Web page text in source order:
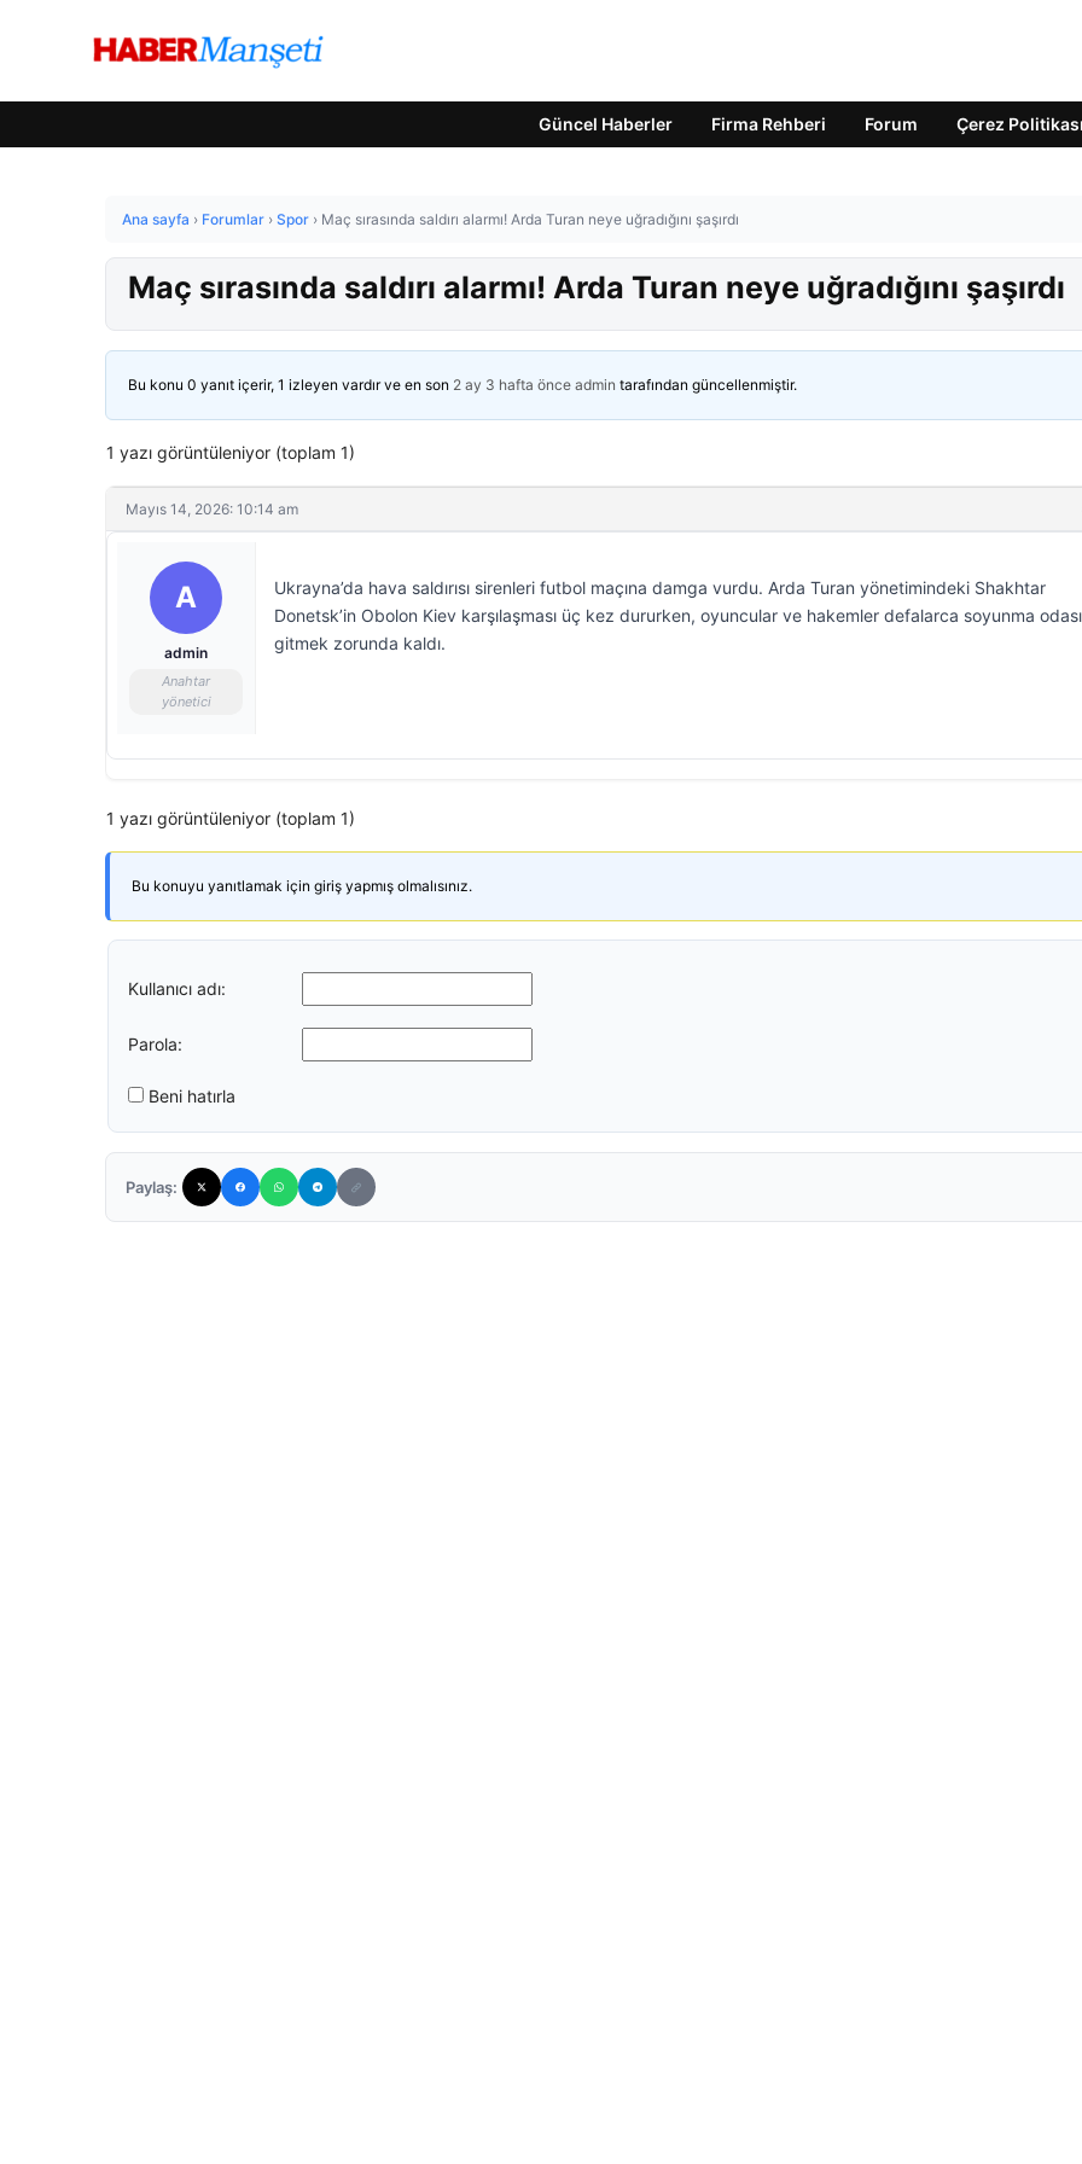
Güncel Haberler Firma Rehberi Forum Çerez Politikası
Ana sayfa › Forumlar › Spor › Maç sırasında saldırı alarmı! Arda Turan neye uğradığını şaşırdı
Maç sırasında saldırı alarmı! Arda Turan neye uğradığını şaşırdı
Bu konu 0 yanıt içerir, 1 izleyen vardır ve en son 2 ay 3 hafta önce admin tarafından güncellenmiştir.
1 yazı görüntüleniyor (toplam 1)
Mayıs 14, 2026: 10:14 am
A
admin
Anahtar
yönetici
Ukrayna’da hava saldırısı sirenleri futbol maçına damga vurdu. Arda Turan yönetimindeki Shakhtar
Donetsk’in Obolon Kiev karşılaşması üç kez dururken, oyuncular ve hakemler defalarca soyunma
gitmek zorunda kaldı.
1 yazı görüntüleniyor (toplam 1)
Bu konuyu yanıtlamak için giriş yapmış olmalısınız.
Kullanıcı adı:
Parola:
Beni hatırla
Paylaş: